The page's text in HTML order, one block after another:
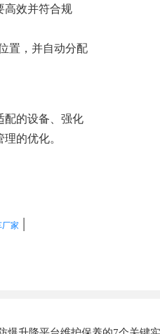
高效并符合规
置，并自动分配
配的设备、强化
的优化。
家 |